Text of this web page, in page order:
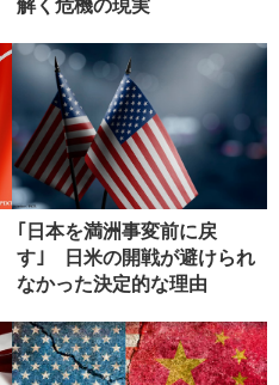
解く危機の現実
｢日本を満洲事変前に戻
す｣ 日米の開戦が避けられ
なかった決定的な理由